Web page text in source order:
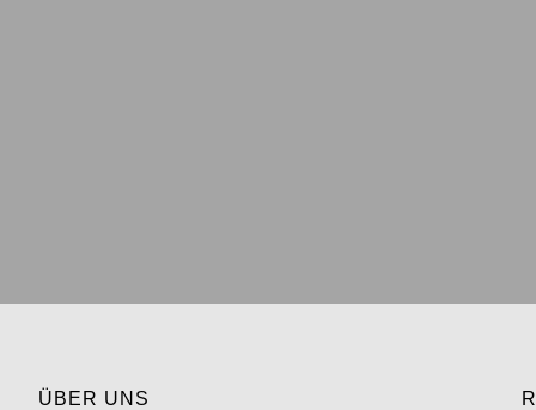
ÜBER UNS